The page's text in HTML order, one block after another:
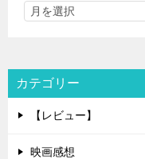
カテゴリー
【レビュー】
映画感想